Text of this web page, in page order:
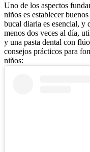
Uno de los aspectos
niños es establecer
bucal diaria es esencial, y
menos dos veces al día,
y una pasta dental con
consejos prácticos para
niños: